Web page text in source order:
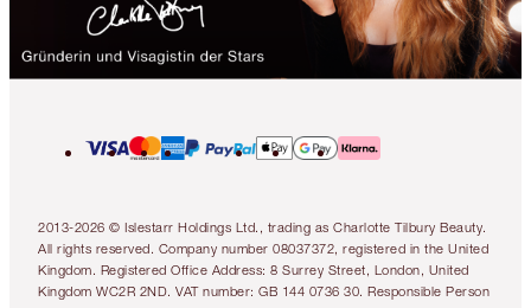
2013-2026 © Islestarr Holdings Ltd., trading as Charlotte Tilbury Beauty.
All rights reserved. Company number 08037372, registered in the United
Kingdom. Registered Office Address: 8 Surrey Street, London, United
Kingdom WC2R 2ND. VAT number: GB 144 0736 30. Responsible Person